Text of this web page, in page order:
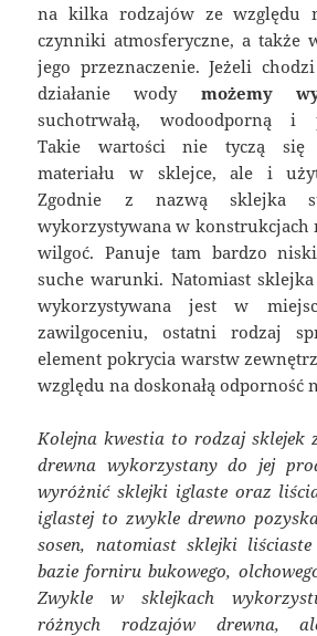
na kilka rodzajów ze względu
czynniki atmosferyczne, a także
jego przeznaczenie. Jeżeli
działanie wody możemy
suchotrwałą, wodoodporną i
Takie wartości nie tyczą się
materiału w sklejce, ale i
Zgodnie z nazwą sklejka
wykorzystywana w konstrukcjach
wilgoć. Panuje tam bardzo
suche warunki. Natomiast sklejka
wykorzystywana jest w
zawilgoceniu, ostatni rodzaj
element pokrycia warstw
względu na doskonałą odporność
Kolejna kwestia to rodzaj sklejek
drewna wykorzystany do jej
wyróżnić sklejki iglaste oraz
iglastej to zwykle drewno
sosen, natomiast sklejki
bazie forniru bukowego,
Zwykle w sklejkach
różnych rodzajów drewna,